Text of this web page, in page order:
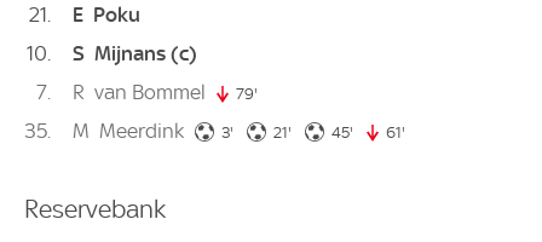
21 E Poku
10
S Mijnans (c)
7
R van Bommel 79'
35 M Meerdink 3' 3. minute
21' 21. minute
45' 45. minute
61'
Reservebank